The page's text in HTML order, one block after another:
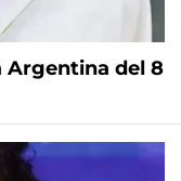
Argentina del 8